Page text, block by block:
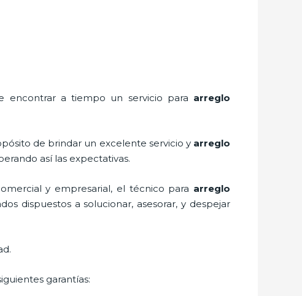
encontrar a tiempo un servicio para arreglo
de brindar un excelente servicio y arreglo
así las expectativas.
y empresarial, el técnico para arreglo
dispuestos a solucionar, asesorar, y despejar
garantías: